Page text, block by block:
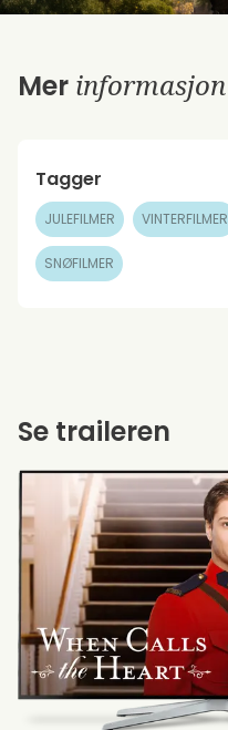
Mer informasjon
Tagger
JULEFILMER VINTERFILMER
SNØFILMER
Se traileren